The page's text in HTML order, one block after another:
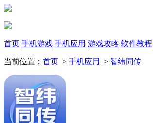
首页 手机游戏 手机应用 游戏攻略 软件教程
当前位置： 首页 > 手机应用 > 智纬同传